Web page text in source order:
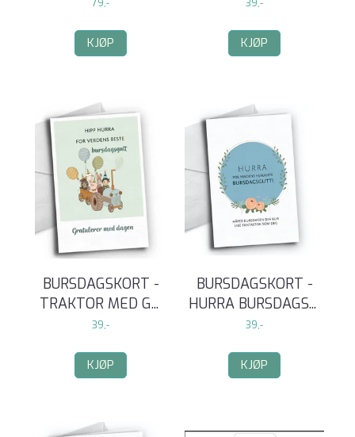
79,-
KJØP
39,-
KJØP
BURSDAGSKORT -
TRAKTOR MED G...
39,-
KJØP
BURSDAGSKORT -
HURRA BURSDAGS...
39,-
KJØP